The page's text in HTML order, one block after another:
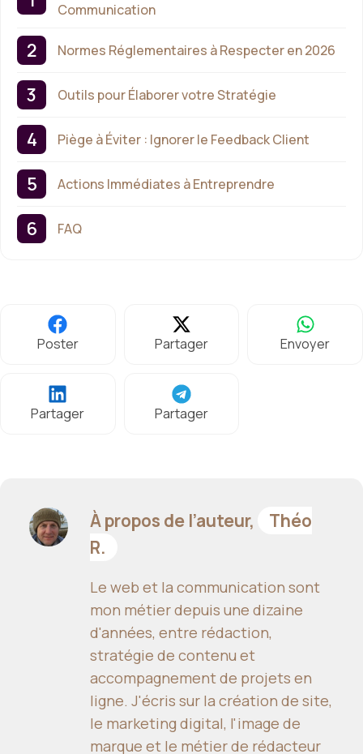
Communication
Normes Réglementaires à Respecter en 2026
Outils pour Élaborer votre Stratégie
Piège à Éviter : Ignorer le Feedback Client
Actions Immédiates à Entreprendre
FAQ
Poster Partager Envoyer
Partager Partager
À propos de l’auteur,
Théo
R.
Le web et la communication sont
mon métier depuis une dizaine
d'années, entre rédaction,
stratégie de contenu et
accompagnement de projets en
ligne. J'écris sur la création de site,
le marketing digital, l'image de
marque et le métier de rédacteur